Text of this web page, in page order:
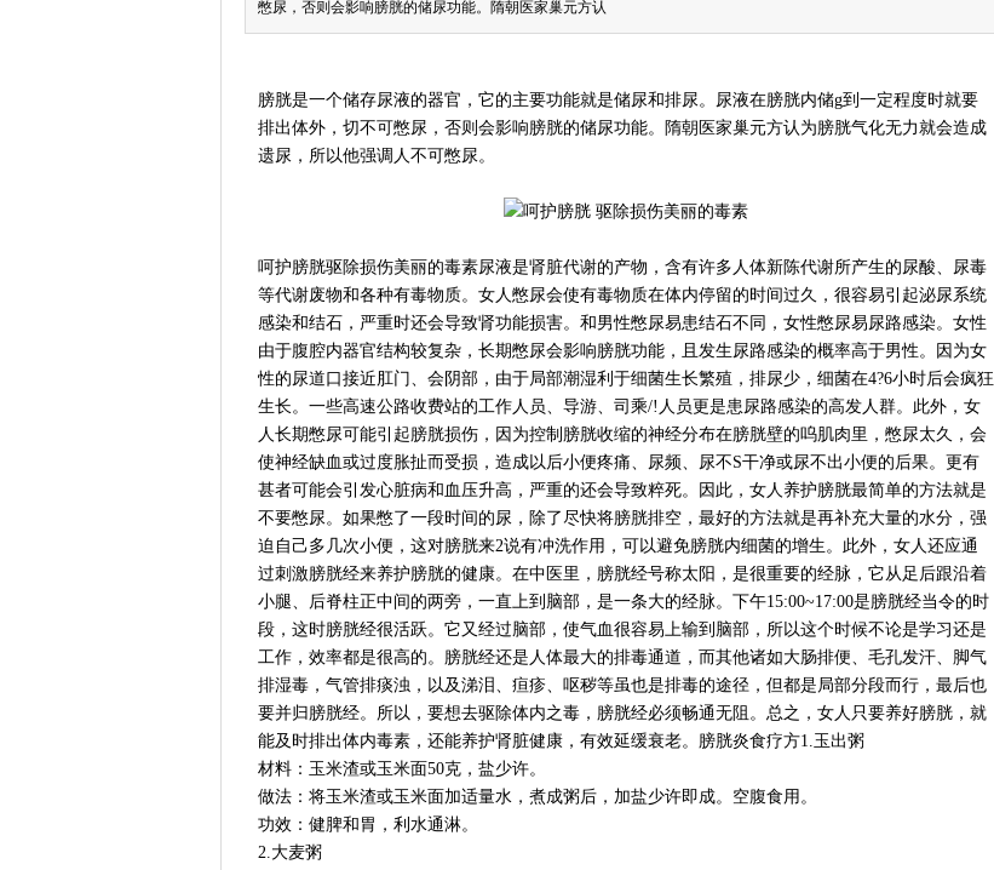
憋尿，否则会影响膀胱的储尿功能。隋朝医家巢元方认
膀胱是一个储存尿液的器官，它的主要功能就是储尿和排尿。尿液在膀胱内储g到一定程度时就要
排出体外，切不可憋尿，否则会影响膀胱的储尿功能。隋朝医家巢元方认为膀胱气化无力就会造成
遗尿，所以他强调人不可憋尿。
呵护膀胱驱除损伤美丽的毒素尿液是肾脏代谢的产物，含有许多人体新陈代谢所产生的尿酸、尿毒
等代谢废物和各种有毒物质。女人憋尿会使有毒物质在体内停留的时间过久，很容易引起泌尿系统
感染和结石，严重时还会导致肾功能损害。和男性憋尿易患结石不同，女性憋尿易尿路感染。女性
由于腹腔内器官结构较复杂，长期憋尿会影响膀胱功能，且发生尿路感染的概率高于男性。因为女
性的尿道口接近肛门、会阴部，由于局部潮湿利于细菌生长繁殖，排尿少，细菌在4?6小时后会疯狂
生长。一些高速公路收费站的工作人员、导游、司乘/!人员更是患尿路感染的高发人群。此外，女
人长期憋尿可能引起膀胱损伤，因为控制膀胱收缩的神经分布在膀胱壁的呜肌肉里，憋尿太久，会
使神经缺血或过度胀扯而受损，造成以后小便疼痛、尿频、尿不S干净或尿不出小便的后果。更有
甚者可能会引发心脏病和血压升高，严重的还会导致粹死。因此，女人养护膀胱最简单的方法就是
不要憋尿。如果憋了一段时间的尿，除了尽快将膀胱排空，最好的方法就是再补充大量的水分，强
迫自己多几次小便，这对膀胱来2说有冲洗作用，可以避免膀胱内细菌的增生。此外，女人还应通
过刺激膀胱经来养护膀胱的健康。在中医里，膀胱经号称太阳，是很重要的经脉，它从足后跟沿着
小腿、后脊柱正中间的两旁，一直上到脑部，是一条大的经脉。下午15:00~17:00是膀胱经当令的时
段，这时膀胱经很活跃。它又经过脑部，使气血很容易上输到脑部，所以这个时候不论是学习还是
工作，效率都是很高的。膀胱经还是人体最大的排毒通道，而其他诸如大肠排便、毛孔发汗、脚气
排湿毒，气管排痰浊，以及涕泪、疸疹、呕秽等虽也是排毒的途径，但都是局部分段而行，最后也
要并归膀胱经。所以，要想去驱除体内之毒，膀胱经必须畅通无阻。总之，女人只要养好膀胱，就
能及时排出体内毒素，还能养护肾脏健康，有效延缓衰老。膀胱炎食疗方1.玉出粥
材料：玉米渣或玉米面50克，盐少许。
做法：将玉米渣或玉米面加适量水，煮成粥后，加盐少许即成。空腹食用。
功效：健脾和胃，利水通淋。
2.大麦粥